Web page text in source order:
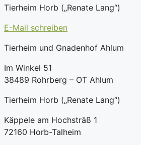
Tierheim Horb („Renate Lang“)
E-Mail schreiben
Tierheim und Gnadenhof Ahlum
Im Winkel 51
38489 Rohrberg – OT Ahlum
Tierheim Horb („Renate Lang“)
Käppele am Hochsträß 1
72160 Horb-Talheim